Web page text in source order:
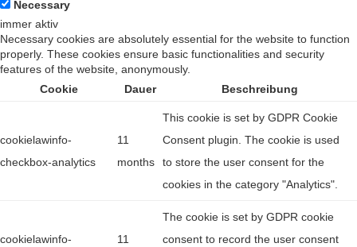
Necessary
immer aktiv
Necessary cookies are absolutely essential for the website to function
properly. These cookies ensure basic functionalities and security
features of the website, anonymously.
Cookie
Dauer Beschreibung
cookielawinfo-
checkbox-analytics
11
months
This cookie is set by GDPR Cookie
Consent plugin. The cookie is used
to store the user consent for the
cookies in the category "Analytics".
cookielawinfo-
11
The cookie is set by GDPR cookie
consent to record the user consent